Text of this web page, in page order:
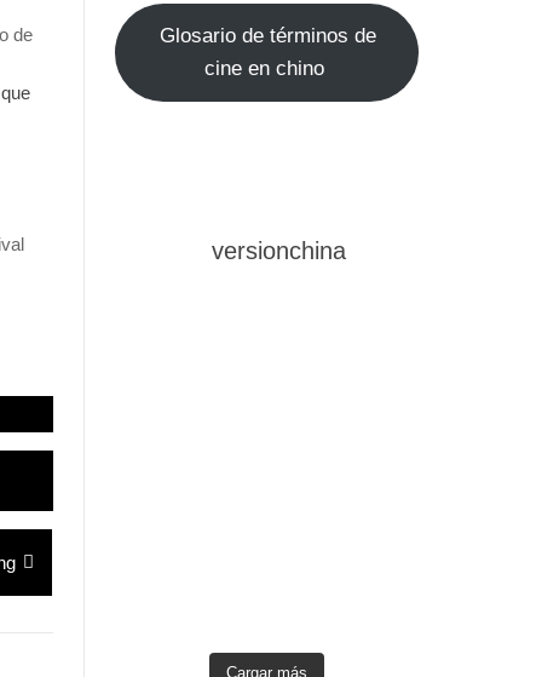
de
Glosario de términos de
cine en chino
versionchina
Cargar más